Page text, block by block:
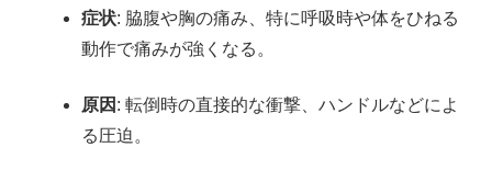
症状: 脇腹や胸の痛み、特に呼吸時や体をひねる
動作で痛みが強くなる。
原因 : 転倒時の直接的な衝撃、ハンドルなどによ
る圧迫。